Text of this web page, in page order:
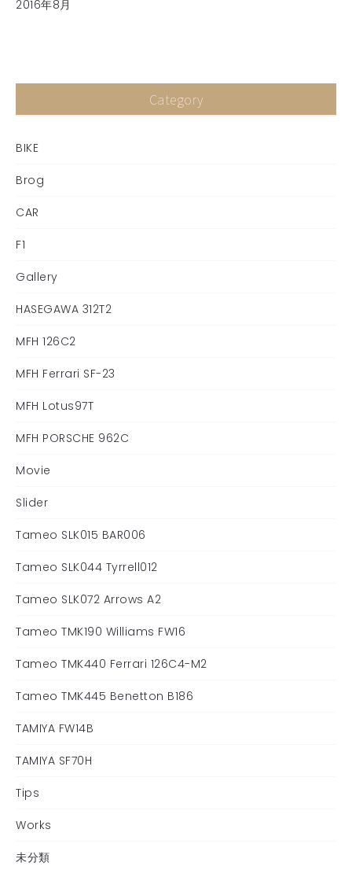
2016年8月
Category
BIKE
Brog
CAR
F1
Gallery
HASEGAWA 312T2
MFH 126C2
MFH Ferrari SF-23
MFH Lotus97T
MFH PORSCHE 962C
Movie
Slider
Tameo SLK015 BAR006
Tameo SLK044 Tyrrell012
Tameo SLK072 Arrows A2
Tameo TMK190 Williams FW16
Tameo TMK440 Ferrari 126C4-M2
Tameo TMK445 Benetton B186
TAMIYA FW14B
TAMIYA SF70H
Tips
Works
未分類